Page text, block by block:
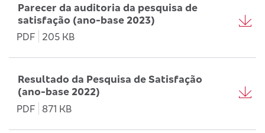
Parecer da auditoria da pesquisa de
satisfação (ano-base 2023)
PDF
205 KB
Resultado da Pesquisa de Satisfação
(ano-base 2022)
PDF
871 KB